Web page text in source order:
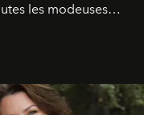
les modeuses